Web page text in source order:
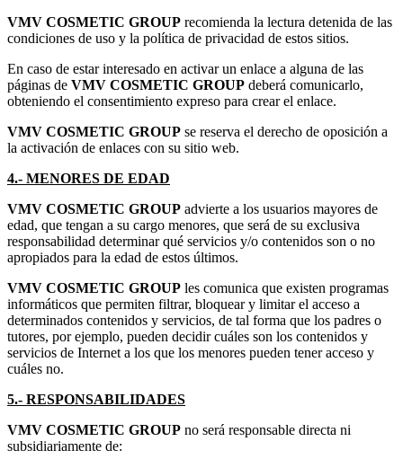
VMV COSMETIC GROUP recomienda la lectura detenida de las
condiciones de uso y la política de privacidad de estos sitios.
En caso de estar interesado en activar un enlace a alguna de las
páginas de VMV COSMETIC GROUP deberá comunicarlo,
obteniendo el consentimiento expreso para crear el enlace.
VMV COSMETIC GROUP se reserva el derecho de oposición a
la activación de enlaces con su sitio web.
4.- MENORES DE EDAD
VMV COSMETIC GROUP advierte a los usuarios mayores de
edad, que tengan a su cargo menores, que será de su exclusiva
responsabilidad determinar qué servicios y/o contenidos son o no
apropiados para la edad de estos últimos.
VMV COSMETIC GROUP les comunica que existen programas
informáticos que permiten filtrar, bloquear y limitar el acceso a
determinados contenidos y servicios, de tal forma que los padres o
tutores, por ejemplo, pueden decidir cuáles son los contenidos y
servicios de Internet a los que los menores pueden tener acceso y
cuáles no.
5.- RESPONSABILIDADES
VMV COSMETIC GROUP no será responsable directa ni
subsidiariamente de: